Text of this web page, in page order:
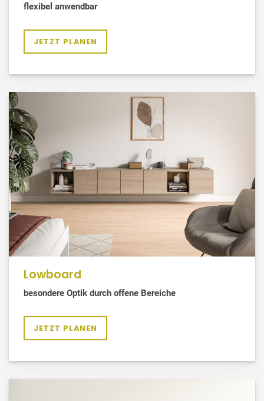
flexibel anwendbar
JETZT PLANEN
Lowboard
besondere Optik durch offene Bereiche
JETZT PLANEN